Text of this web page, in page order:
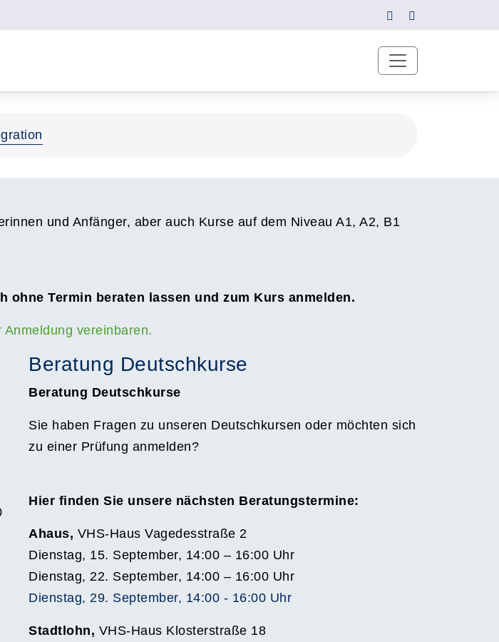
und Anfänger, aber auch Kurse auf dem Niveau A1, A2, B1
Termin beraten lassen und zum Kurs anmelden.
vereinbaren.
Beratung Deutschkurse
Beratung Deutschkurse
Sie haben Fragen zu unseren Deutschkursen oder möchten sich
zu einer Prüfung anmelden?
Hier finden Sie unsere nächsten Beratungstermine:
Ahaus, VHS-Haus Vagedesstraße 2
Dienstag, 15. September, 14:00 – 16:00 Uhr
Dienstag, 22. September, 14:00 – 16:00 Uhr
Dienstag, 29. September, 14:00 - 16:00 Uhr
Stadtlohn, VHS-Haus Klosterstraße 18